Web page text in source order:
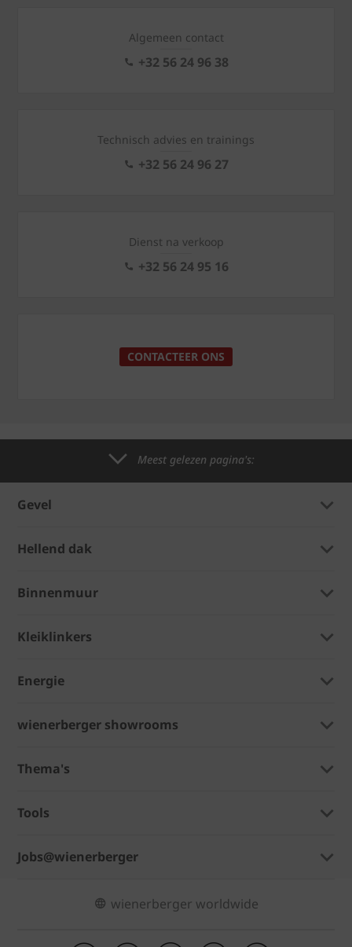
Algemeen contact
+32 56 24 96 38
Technisch advies en trainings
+32 56 24 96 27
Dienst na verkoop
+32 56 24 95 16
CONTACTEER ONS
Meest gelezen pagina's:
Gevel
Hellend dak
Binnenmuur
Kleiklinkers
Energie
wienerberger showrooms
Thema's
Tools
Jobs@wienerberger
wienerberger worldwide